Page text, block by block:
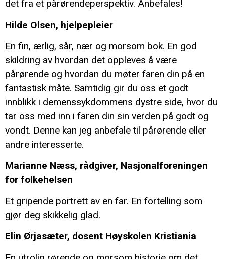
det fra et pårørendeperspektiv. Anbefales!
Hilde Olsen, hjelpepleier
En fin, ærlig, sår, nær og morsom bok. En god
skildring av hvordan det oppleves å være
pårørende og hvordan du møter faren din på en
fantastisk måte. Samtidig gir du oss et godt
innblikk i demenssykdommens dystre side, hvor du
tar oss med inn i faren din sin verden på godt og
vondt. Denne kan jeg anbefale til pårørende eller
andre interesserte.
Marianne Næss, rådgiver, Nasjonalforeningen
for folkehelsen
Et gripende portrett av en far. En fortelling som
gjør deg skikkelig glad.
Elin Ørjasæter, dosent Høyskolen Kristiania